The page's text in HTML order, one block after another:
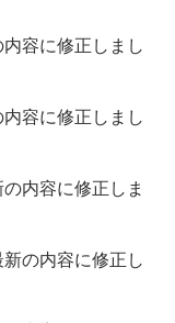
内容に修正しまし
内容に修正しまし
の内容に修正しま
新の内容に修正し